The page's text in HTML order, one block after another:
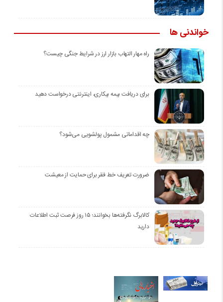
خواندنی ها
راه مهار التهاب بازار ارز در شرایط جنگی چیست؟
برای دریافت بیمه بیکاری، اینترنتی درخواست دهید
چه اقداماتی مشمول پولشویی می‌شود؟
ضرورت تعریف خط فقر برای حمایت از معیشت
کالابرگ نگرفته‌ها بخوانند؛ ۱۵ روز فرصت ثبت اطلاعات
دارید